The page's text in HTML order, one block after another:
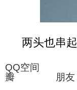
两头也串
QQ空间
瓣 朋友